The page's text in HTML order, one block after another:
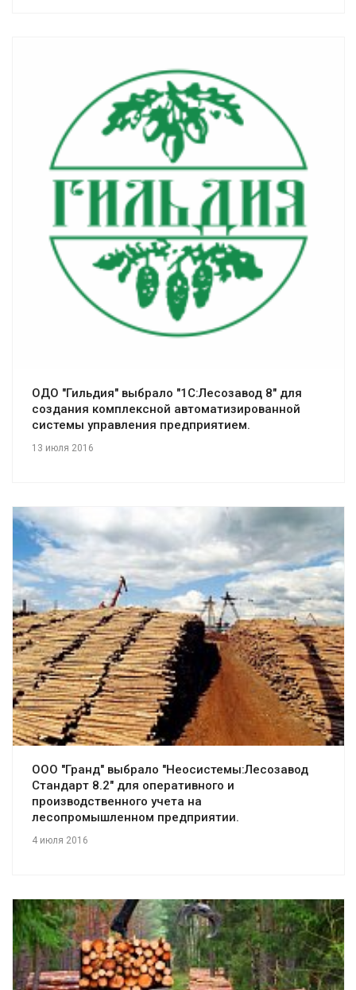
Смотреть проект
ОДО "Гильдия" выбрало "1С:Лесозавод 8" для
создания комплексной автоматизированной
системы управления предприятием.
13 июля 2016
Смотреть проект
ООО "Гранд" выбрало "Неосистемы:Лесозавод
Стандарт 8.2" для оперативного и
производственного учета на
лесопромышленном предприятии.
4 июля 2016
Смотреть проект